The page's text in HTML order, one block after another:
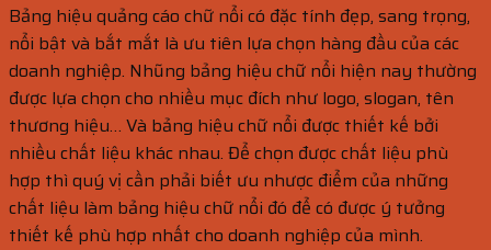
Bảng hiệu quảng cáo chữ nổi có đặc tính đẹp, sang trọng,
nổi bật và bắt mắt là ưu tiên lựa chọn hàng đầu của các
doanh nghiệp. Nhũng bảng hiệu chữ nổi hiện nay thường
được lựa chọn cho nhiều mục đích như logo, slogan, tên
thương hiệu… Và bảng hiệu chữ nổi được thiết kế bởi
nhiều chất liệu khác nhau. Để chọn được chất liệu phù
hợp thì quý vị cần phải biết ưu nhược điểm của những
chất liệu làm bảng hiệu chữ nổi đó để có được ý tưởng
thiết kế phù hợp nhất cho doanh nghiệp của mình.